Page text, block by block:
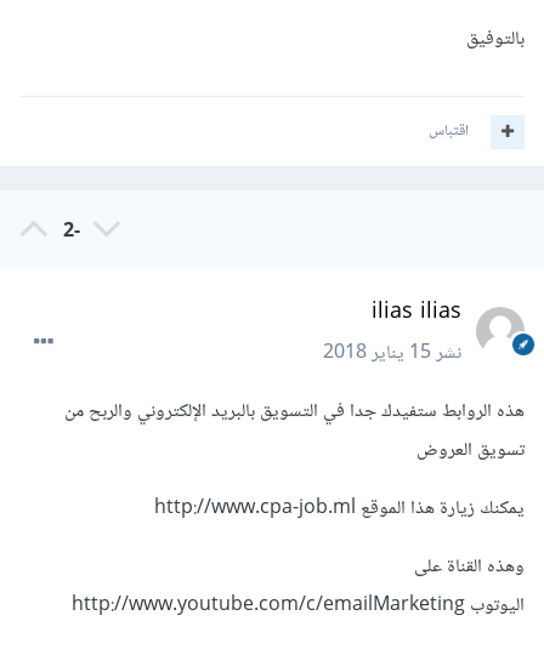
بالتوفيق
اقتباس
-2
ilias ilias
نشر15 يناير 2018
هذه الروابط ستفيدك جدا في التسويق بالبريد الإلكتروني والربح من
تسويق العروض
يمكنك زيارة هذا الموقع http://www.cpa-job.ml
وهذه القناة على
اليوتوب http://www.youtube.com/c/emailMarketing